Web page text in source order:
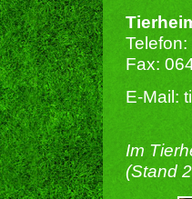
Fax:
E-Mail:
Im
(Stand